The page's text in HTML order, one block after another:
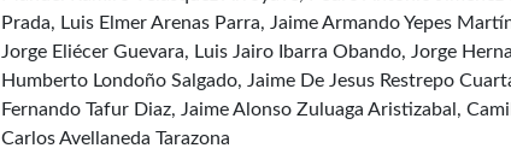
Prada, Luis Elmer Arenas Parra, Jaime Armando Yepes
Jorge Eliécer Guevara, Luis Jairo Ibarra Obando, Jorge
Humberto Londoño Salgado, Jaime De Jesus Restrepo
Fernando Tafur Diaz, Jaime Alonso Zuluaga Aristizabal,
Carlos Avellaneda Tarazona